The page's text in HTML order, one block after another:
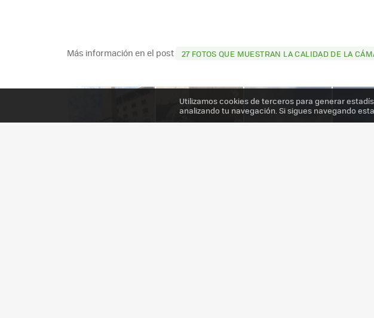
Más información en el post 27 FOTOS QUE MUESTRAN LA CALIDAD DE LA
Utilizamos cookies de terceros para generar
analizando tu navegación. Si sigues navegando